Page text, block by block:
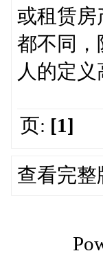
或租赁房
都不同，
人的定义
页: [1]
查看完